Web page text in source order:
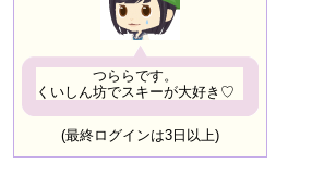
つららです。
くいしん坊でスキーが大好き♡
(最終ログインは3日以上)